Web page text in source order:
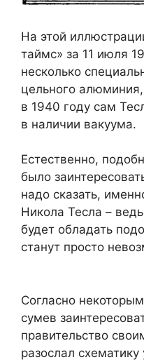
На этой
таймс» за 11 июля
несколько
цельного
в 1940 году сам
в наличии вакуума.
Естественно,
было
надо сказать,
Никола Тесла –
будет обладать
станут просто
Согласно
сумев
правительство
разослал